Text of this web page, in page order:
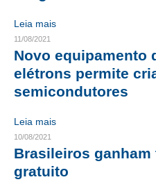
CONTRIBUIÇÕES
CONTRIBUIÇÃO ASSISTENCIAL
CONTRIBUIÇÃO ASSOCIATIVA
CONTRIBUIÇÃO SINDICAL
REVISÃO DE APOSENTADORIA
Leia mais
11/08/2021
Novo equipamento
elétrons permite
semicondutores
Leia mais
10/08/2021
Brasileiros
gratuito